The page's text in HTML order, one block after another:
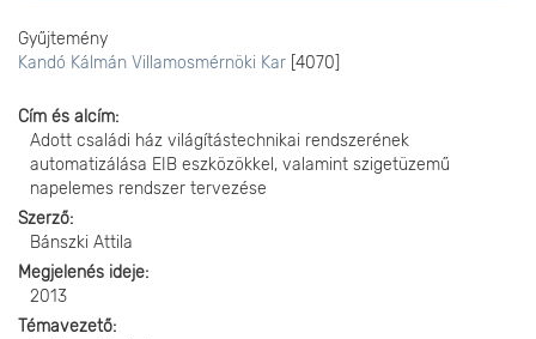
Gyűjtemény
Kandó Kálmán Villamosmérnöki Kar [4070]
Cím és alcím
Adott családi ház világítástechnikai rendszerének
automatizálása EIB eszközökkel, valamint szigetüzemű
napelemes rendszer tervezése
Szerző
Bánszki Attila
Megjelenés ideje
2013
Témavezető